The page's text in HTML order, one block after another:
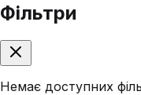
Фільтри
Немає доступних